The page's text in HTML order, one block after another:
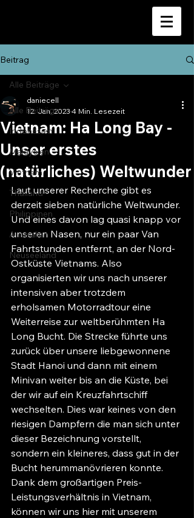
Beitrag
Alle Beiträge
Indonesien
Malaysien
Vietnam
Thailand
Philippinen
Australien
Neuseeland
Alle Beiträge
Vietnam: Ha Long Bay -
Unser erstes
(natürliches) Weltwunder
daniecell
12. Jan. 2023 4 Min. Lesezeit
Laut unserer Recherche gibt es
derzeit sieben natürliche Weltwunder.
Und eines davon lag quasi knapp vor
unseren Nasen, nur ein paar Van
Fahrtstunden entfernt, an der Nord-
Ostküste Vietnams. Also
organisierten wir uns nach unserer
intensiven aber trotzdem
erholsamen Motorradtour eine
Weiterreise zur weltberühmten Ha
Long Bucht. Die Strecke führte uns
zurück über unsere liebgewonnene
Stadt Hanoi und dann mit einem
Minivan weiter bis an die Küste, bei
der wir auf ein Kreuzfahrtschiff
wechselten. Dies war keines von den
riesigen Dampfern die man sich unter
dieser Bezeichnung vorstellt,
sondern ein kleineres, dass gut in der
Bucht herummanövrieren konnte.
Dank dem großartigen Preis-
Leistungsverhältnis in Vietnam,
können wir uns hier mit unserem